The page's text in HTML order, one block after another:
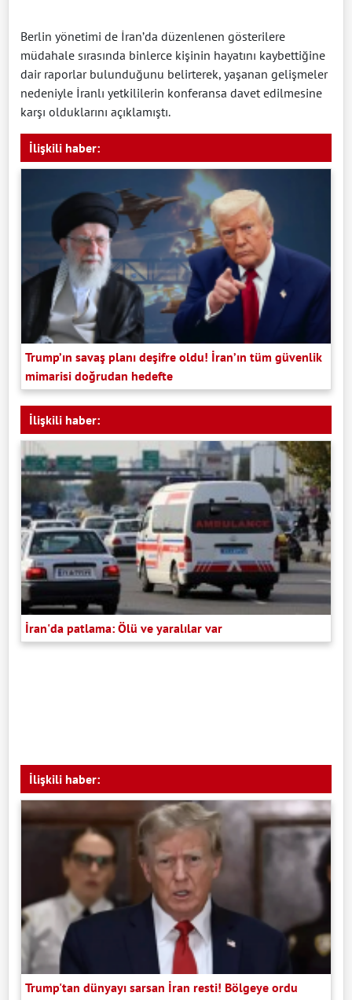
Berlin yönetimi de İran’da düzenlenen gösterilere
müdahale sırasında binlerce kişinin hayatını kaybettiğine
dair raporlar bulunduğunu belirterek, yaşanan gelişmeler
nedeniyle İranlı yetkililerin konferansa davet edilmesine
karşı olduklarını açıklamıştı.
İlişkili haber:
Trump’ın savaş planı deşifre oldu! İran’ın tüm güvenlik
mimarisi doğrudan hedefte
İlişkili haber:
İran'da patlama: Ölü ve yaralılar var
İlişkili haber:
Trump'tan dünyayı sarsan İran resti! Bölgeye ordu